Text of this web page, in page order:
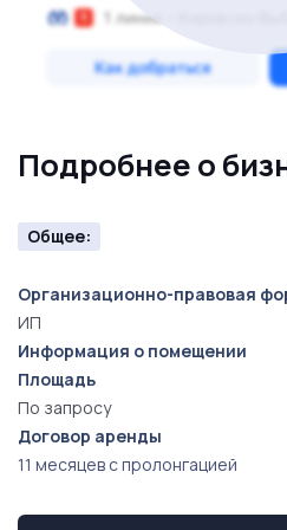
Подробнее о
Общее:
Организационно-правовая
ИП
Информация о помещении
Площадь
По запросу
Договор аренды
11 месяцев с пролонгацией